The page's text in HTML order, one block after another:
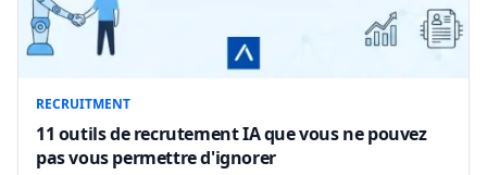
RECRUITMENT
11 outils de recrutement IA que vous ne pouvez
pas vous permettre d'ignorer